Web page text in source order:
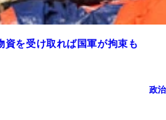
を受け取れば国軍が拘束も
政